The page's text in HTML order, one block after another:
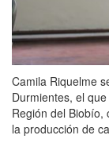
Camila Riquelme
Durmientes, el
Región del Biobío,
la producción de